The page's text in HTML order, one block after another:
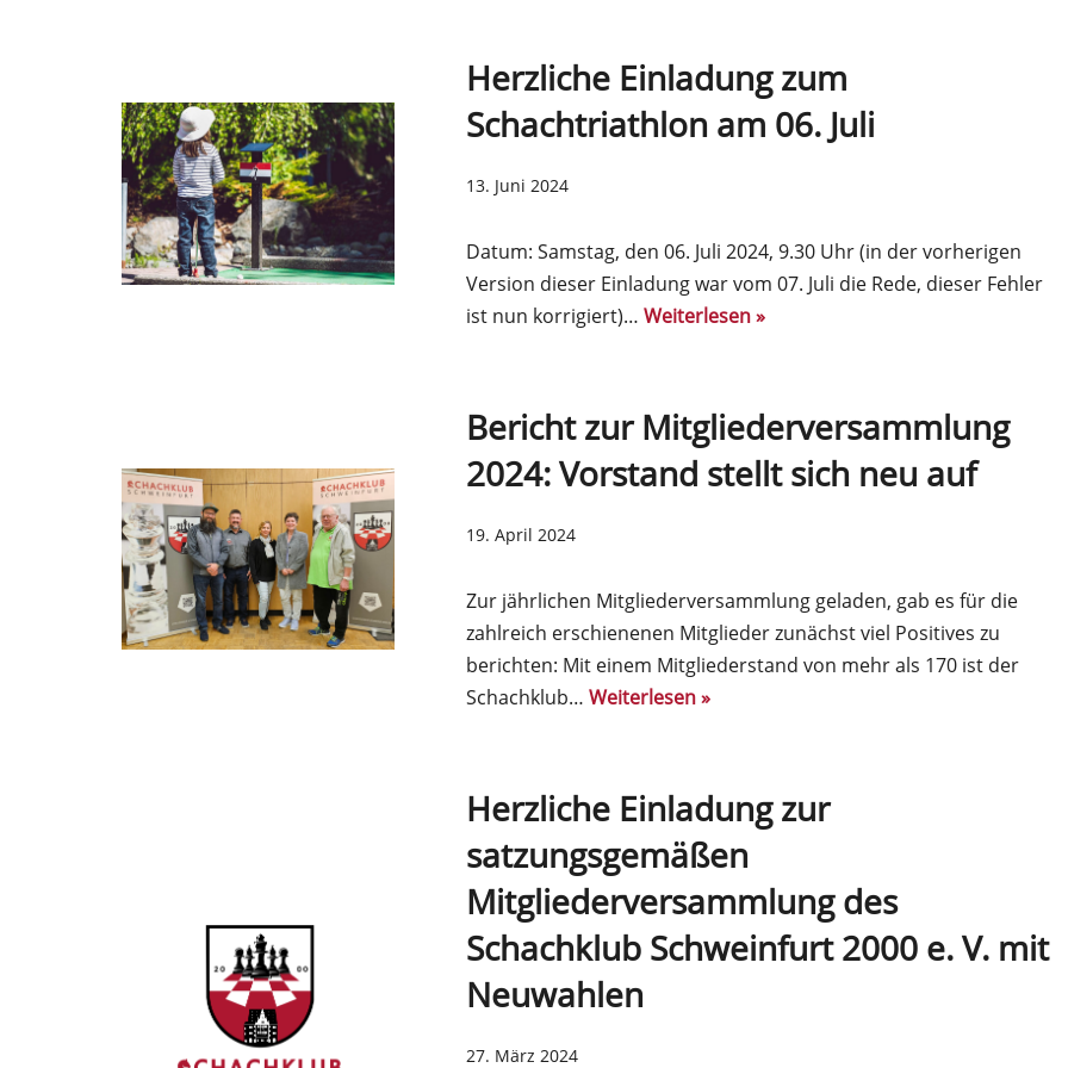
Herzliche Einladung zum
Schachtriathlon am 06. Juli
13. Juni 2024
Datum: Samstag, den 06. Juli 2024, 9.30 Uhr (in der vorherigen
Version dieser Einladung war vom 07. Juli die Rede, dieser Fehler
ist nun korrigiert)…Weiterlesen »
Bericht zur Mitgliederversammlung
2024: Vorstand stellt sich neu auf
19. April 2024
Zur jährlichen Mitgliederversammlung geladen, gab es für die
zahlreich erschienenen Mitglieder zunächst viel Positives zu
berichten: Mit einem Mitgliederstand von mehr als 170 ist der
Schachklub…Weiterlesen »
Herzliche Einladung zur
satzungsgemäßen
Mitgliederversammlung des
Schachklub Schweinfurt 2000 e. V. mit
Neuwahlen
27. März 2024